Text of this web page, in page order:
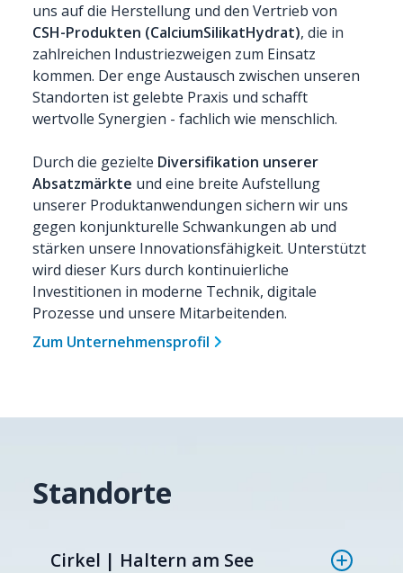
uns auf die Herstellung und den Vertrieb von
CSH-Produkten (CalciumSilikatHydrat), die in
zahlreichen Industriezweigen zum Einsatz
kommen. Der enge Austausch zwischen unseren
Standorten ist gelebte Praxis und schafft
wertvolle Synergien - fachlich wie menschlich.
Durch die gezielte Diversifikation unserer
Absatzmärkte und eine breite Aufstellung
unserer Produktanwendungen sichern wir uns
gegen konjunkturelle Schwankungen ab und
stärken unsere Innovationsfähigkeit. Unterstützt
wird dieser Kurs durch kontinuierliche
Investitionen in moderne Technik, digitale
Prozesse und unsere Mitarbeitenden.
Zum Unternehmensprofil
Standorte
Cirkel | Haltern am See